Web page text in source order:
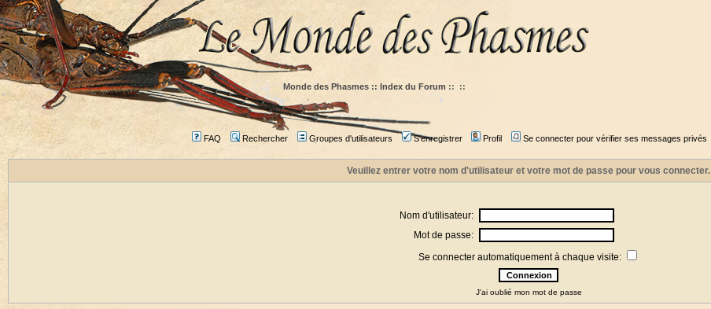
Monde des Phasmes :: Index du Forum :: ::
FAQ Rechercher Groupes d'utilisateurs S'enregistrer Profil Se connecter pour vérifier ses messages privés
Veuillez entrer votre nom d'utilisateur et votre mot de passe pour vous connecter.
Nom d'utilisateur:
Mot de passe:
Se connecter automatiquement à chaque visite:
J'ai oublié mon mot de passe